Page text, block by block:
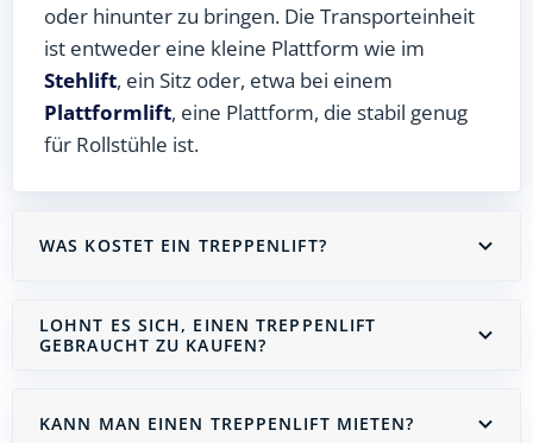
oder hinunter zu bringen. Die Transporteinheit
ist entweder eine kleine Plattform wie im
Stehlift, ein Sitz oder, etwa bei einem
Plattformlift, eine Plattform, die stabil genug
für Rollstühle ist.
WAS KOSTET EIN TREPPENLIFT?
LOHNT ES SICH, EINEN TREPPENLIFT
GEBRAUCHT ZU KAUFEN?
KANN MAN EINEN TREPPENLIFT MIETEN?